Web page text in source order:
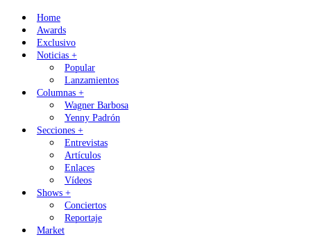
Skip
content
Home
Awards
Exclusivo
Noticias +
Popular
Lanzamientos
Columnas +
Wagner Barbosa
Yenny Padrón
Secciones +
Entrevistas
Artículos
Enlaces
Vídeos
Shows +
Conciertos
Reportaje
Market